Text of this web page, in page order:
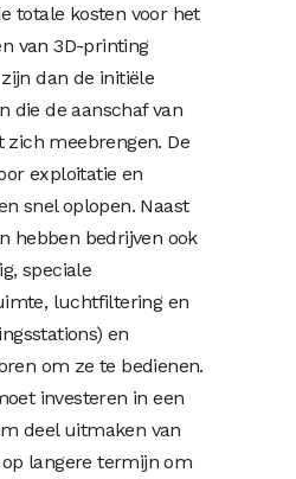
totale kosten voor het
van 3D-printing
dan de initiële
die de aanschaf van
meebrengen. De
exploitatie en
snel oplopen. Naast
hebben bedrijven ook
speciale
luchtfiltering en
en
om ze te bedienen.
investeren in een
deel uitmaken van
langere termijn om